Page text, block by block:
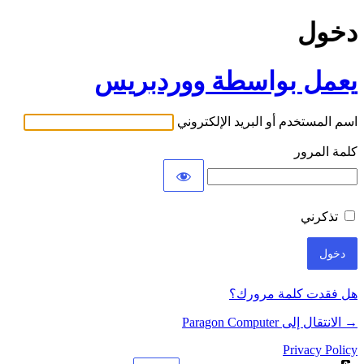
دخول
يعمل بواسطة ووردبريس
اسم المستخدم أو البريد الإلكتروني
كلمة المرور
تذكرني
هل فقدت كلمة مرورك؟
→ الانتقال إلى Paragon Computer
Privacy Policy